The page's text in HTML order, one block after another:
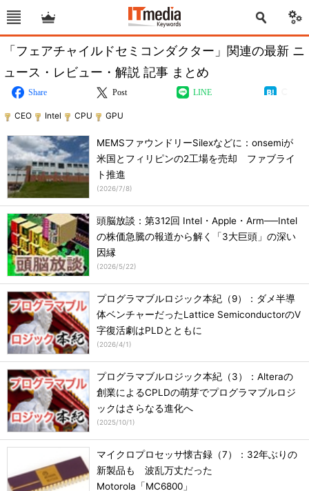
「フェアチャイルドセミコンダクター」関連の最新 ニ
ュース・レビュー・解説 記事 まとめ
Share Post LINE
CEO Intel CPU GPU
MEMSファウンドリーSilexなどに：onsemiが
米国とフィリピンの2工場を売却 ファブライ
ト推進
(2026/7/8)
頭脳放談：第312回 Intel・Apple・Arm──Intel
の株価急騰の報道から解く「3大巨頭」の深い
因縁
(2026/5/22)
プログラマブルロジック本紀（9）：ダメ半導
体ベンチャーだったLattice SemiconductorのV
字復活劇はPLDとともに
(2026/4/1)
プログラマブルロジック本紀（3）：Alteraの
創業によるCPLDの萌芽でプログラマブルロジ
ックはさらなる進化へ
(2025/10/1)
マイクロプロセッサ懐古録（7）：32年ぶりの
新製品も 波乱万丈だった
Motorola「MC6800」